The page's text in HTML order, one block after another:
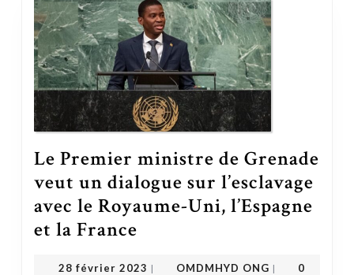
Le Premier ministre de Grenade
veut un dialogue sur l’esclavage
avec le Royaume-Uni, l’Espagne
et la France
28 février 2023 | OMDMHYD ONG |
0